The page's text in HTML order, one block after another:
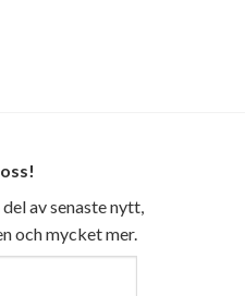
av senaste nytt,
och mycket mer.